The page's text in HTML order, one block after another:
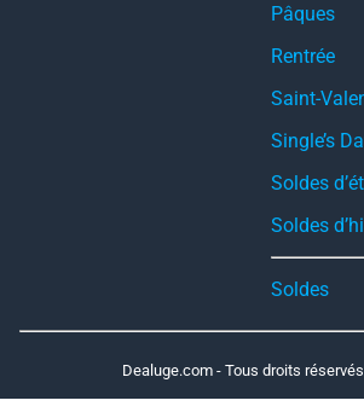
Pâques
Rentrée
Saint-
Single’s
Soldes
Soldes
Soldes
Dealuge.com - Tous droits